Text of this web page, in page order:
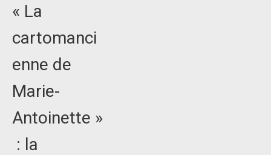
« La
cartomanci
enne de
Marie-
Antoinette »
: la